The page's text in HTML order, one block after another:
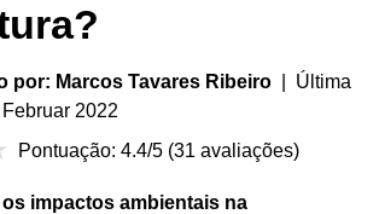
por: Marcos Tavares Ribeiro | Última
2022
Pontuação: 4.4/5 (31 avaliações)
impactos ambientais na